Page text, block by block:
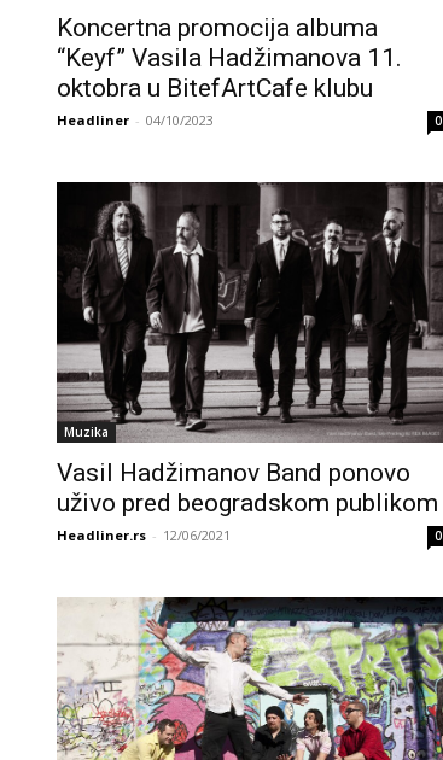
Koncertna promocija albuma
“Keyf” Vasila Hadžimanova 11.
oktobra u BitefArtCafe klubu
Headliner - 04/10/2023 0
Muzika
Vasil Hadžimanov Band ponovo
uživo pred beogradskom publikom
Headliner.rs - 12/06/2021 0